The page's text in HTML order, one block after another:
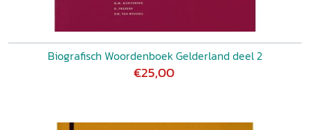
Biografisch Woordenboek Gelderland deel 2
€25,00